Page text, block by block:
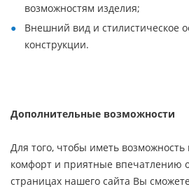
возможностям изделия;
Внешний вид и стилистическое
конструкции.
Дополнительные возможности
Для того, чтобы иметь
комфорт и приятные впечатлению
страницах нашего сайта Вы